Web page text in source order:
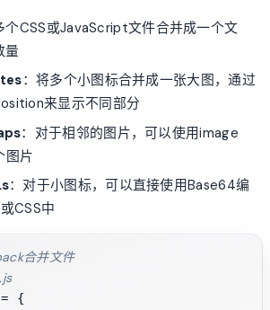
个CSS或JavaScript文件合并成一个文
量
：将多个小图标合并成一张大图，通过
来显示不同部分
：对于相邻的图片，可以使用image
图片
：对于小图标，可以直接使用Base64编
CSS中
合并文件
= {